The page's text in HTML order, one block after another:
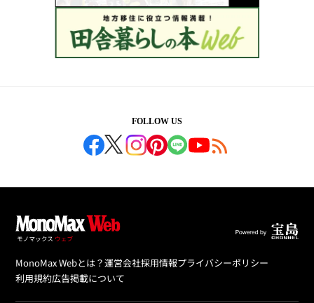
FOLLOW US
MonoMax Webとは？運営会社採用情報プライバシーポリシー
利用規約広告掲載について